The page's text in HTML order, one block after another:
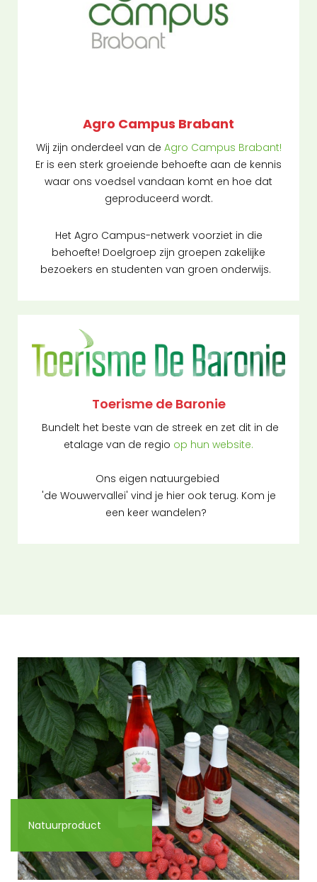
Agro Campus Brabant
Wij zijn onderdeel van de Agro Campus Brabant!
Er is een sterk groeiende behoefte aan de kennis
waar ons voedsel vandaan komt en hoe dat
geproduceerd wordt.
Het Agro Campus-netwerk voorziet in die
behoefte! Doelgroep zijn groepen zakelijke
bezoekers en studenten van groen onderwijs.
Toerisme de Baronie
Bundelt het beste van de streek en zet dit in de
etalage van de regio op hun website.
Ons eigen natuurgebied
'de Wouwervallei' vind je hier ook terug. Kom je
een keer wandelen?
Natuurproduct